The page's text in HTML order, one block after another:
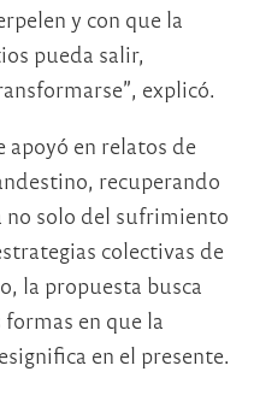
y con que la
pueda salir,
explicó.
apoyó en relatos de
recuperando
no solo del sufrimiento
colectivas de
la propuesta busca
en que la
en el presente.